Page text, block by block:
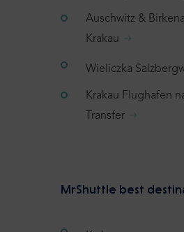
Auschwitz &
Krakau
Wieliczka
Krakau Flughafen
Transfer
MrShuttle best